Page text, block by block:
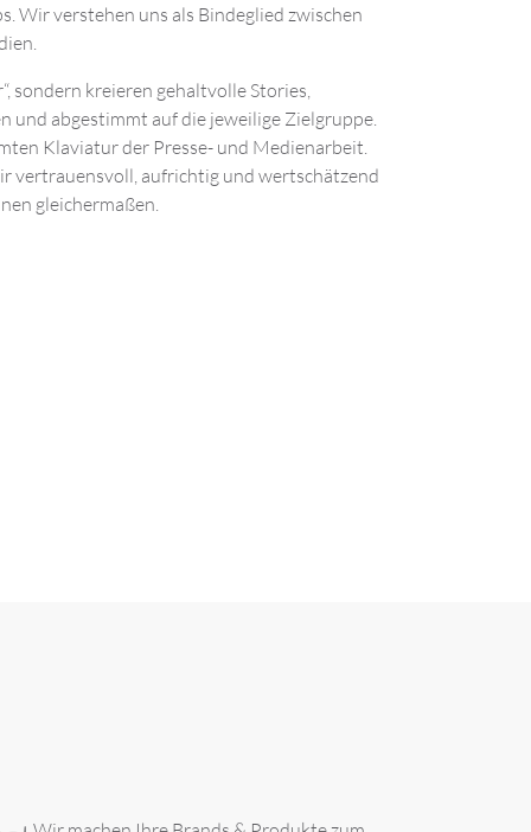
Wir verstehen uns als Bindeglied zwischen
sondern kreieren gehaltvolle Stories,
und abgestimmt auf die jeweilige Zielgruppe.
Klaviatur der Presse- und Medienarbeit.
vertrauensvoll, aufrichtig und wertschätzend
gleichermaßen.